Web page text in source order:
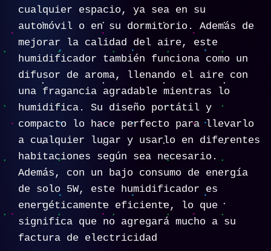
cualquier espacio, ya sea en su
automóvil o en su dormitorio. Además de
mejorar la calidad del aire, este
humidificador también funciona como un
difusor de aroma, llenando el aire con
una fragancia agradable mientras lo
humidifica. Su diseño portátil y
compacto lo hace perfecto para llevarlo
a cualquier lugar y usarlo en diferentes
habitaciones según sea necesario.
Además, con un bajo consumo de energía
de solo 5W, este humidificador es
energéticamente eficiente, lo que
significa que no agregará mucho a su
factura de electricidad